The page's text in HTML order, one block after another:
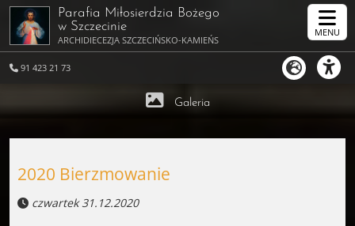
91 423 21 73
Parafia Miłosierdzia Bożego
w Szczecinie
ARCHIDIECEZJA SZCZECIŃSKO-KAMIEŃSKA
MENU
Galeria
2020 Bierzmowanie
czwartek 31.12.2020